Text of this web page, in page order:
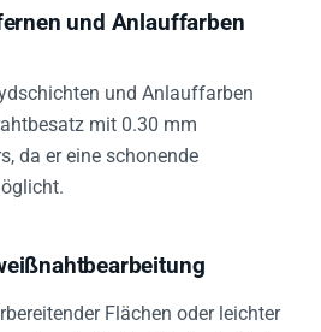
und Anlauffarben
und Anlauffarben
mit 0.30 mm
da er eine schonende
Flächen oder leichter